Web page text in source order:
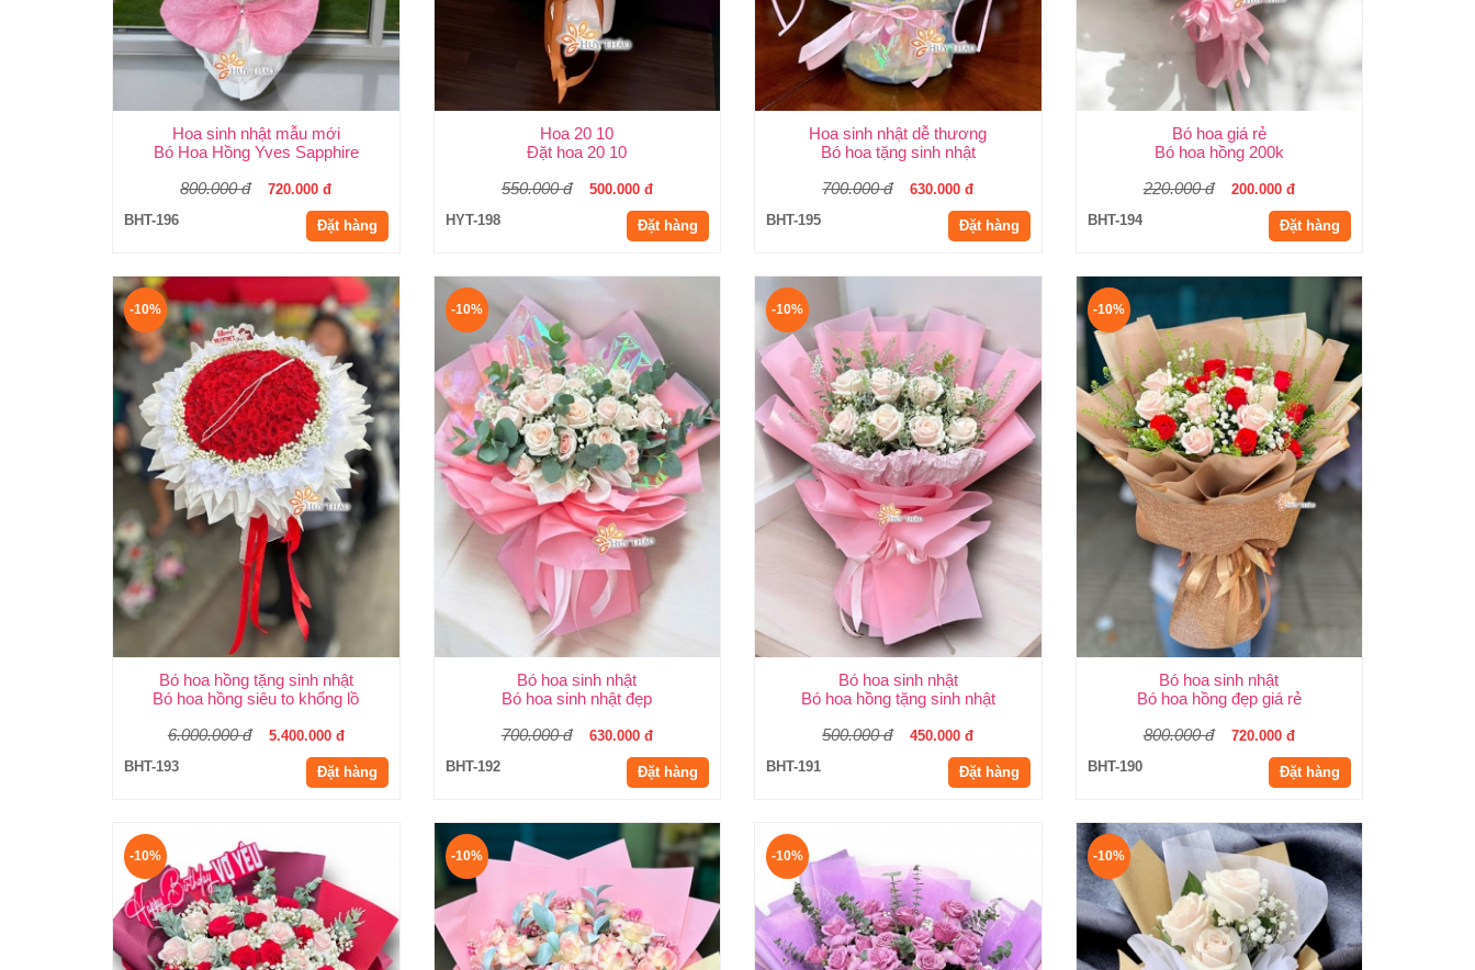
Hoa sinh nhật mẫu mới
Bó Hoa Hồng Yves Sapphire
800.000 đ
720.000 đ
BHT-196
Đặt hàng
Hoa 20 10
Đặt hoa 20 10
550.000 đ
500.000 đ
HYT-198
Đặt hàng
Hoa sinh nhật dễ thương
Bó hoa tặng sinh nhật
700.000 đ
630.000 đ
BHT-195
Đặt hàng
Bó hoa giá rẻ
Bó hoa hồng 200k
220.000 đ
200.000 đ
BHT-194
Đặt hàng
-10%
Bó hoa hồng tặng sinh nhật
Bó hoa hồng siêu to khổng lồ
6.000.000 đ
5.400.000 đ
BHT-193
Đặt hàng
-10%
Bó hoa sinh nhật
Bó hoa sinh nhật đẹp
700.000 đ
630.000 đ
BHT-192
Đặt hàng
-10%
Bó hoa sinh nhật
Bó hoa hồng tặng sinh nhật
500.000 đ
450.000 đ
BHT-191
Đặt hàng
-10%
Bó hoa sinh nhật
Bó hoa hồng đẹp giá rẻ
800.000 đ
720.000 đ
BHT-190
Đặt hàng
-10% -10% -10% -10%